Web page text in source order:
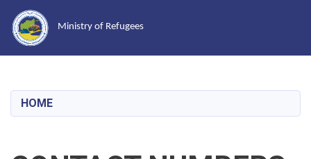
content
Ministry of Refugees
HOME